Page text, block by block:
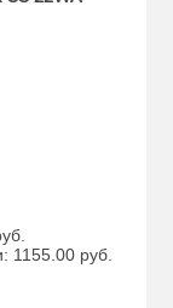
1155.00 руб.